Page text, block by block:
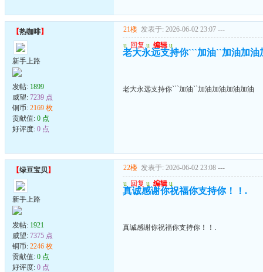
【热咖啡】
新手上路
发帖: 1899
威望: 7239 点
铜币: 2169 枚
贡献值: 0 点
好评度: 0 点
21楼 发表于: 2026-06-02 23:07 ---
u 回复 u 编辑 u
老大永远支持你```加油``加油加油
老大永远支持你```加油``加油加油加油加油
【绿豆宝贝】
新手上路
发帖: 1921
威望: 7375 点
铜币: 2246 枚
贡献值: 0 点
好评度: 0 点
22楼 发表于: 2026-06-02 23:08 ---
u 回复 u 编辑 u
真诚感谢你祝福你支持你！！.
真诚感谢你祝福你支持你！！.